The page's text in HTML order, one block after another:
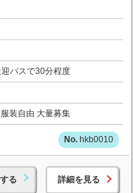
バスで30分程度
装自由 大量募集
hkb0010
る 詳細を見る